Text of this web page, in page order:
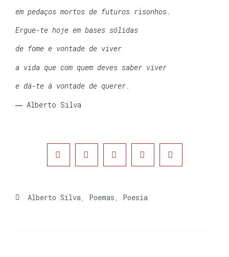
em pedaços mortos de futuros risonhos.
Ergue-te hoje em bases sólidas
de fome e vontade de viver
a vida que com quem deves saber viver
e dá-te à vontade de querer.
― Alberto Silva
Alberto Silva, Poemas , Poesia